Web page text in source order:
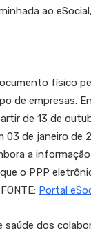
ao
físico
de empresas.
de 13 de
de janeiro de
a
o PPP
Portal
dos